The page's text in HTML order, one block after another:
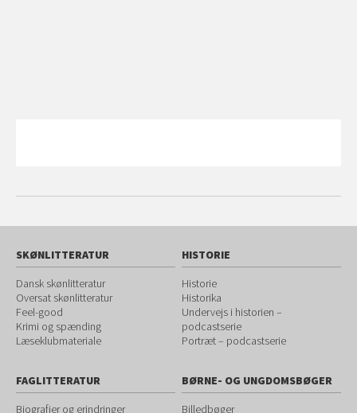
SKØNLITTERATUR
Dansk skønlitteratur
Oversat skønlitteratur
Feel-good
Krimi og spænding
Læseklubmateriale
HISTORIE
Historie
Historika
Undervejs i historien –
podcastserie
Portræt – podcastserie
FAGLITTERATUR
Biografier og erindringer
BØRNE- OG UNGDOMSBØGER
Billedbøger